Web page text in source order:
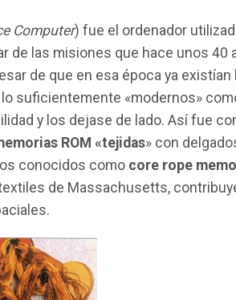
Computer) fue el ordenador
de las misiones que hace unos 40
de que en esa época ya
suficientemente «modernos»
y los dejase de lado. Así­ fue
ROM «tejidas» con
conocidos como core rope
de Massachusetts,